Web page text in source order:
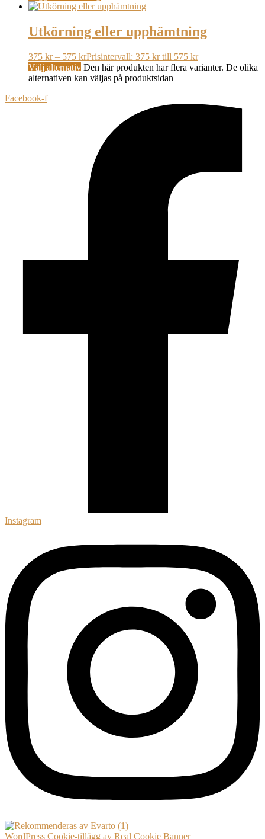
Utkörning eller upphämtning
375 kr – 575 krPrisintervall: 375 kr till 575 kr
Välj alternativ Den här produkten har flera varianter. De olika
alternativen kan väljas på produktsidan
Facebook-f
Instagram
WordPress Cookie-tillägg av Real Cookie Banner